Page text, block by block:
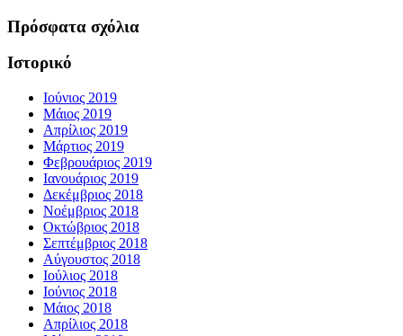
Πρόσφατα σχόλια
Ιστορικό
Ιούνιος 2019
Μάιος 2019
Απρίλιος 2019
Μάρτιος 2019
Φεβρουάριος 2019
Ιανουάριος 2019
Δεκέμβριος 2018
Νοέμβριος 2018
Οκτώβριος 2018
Σεπτέμβριος 2018
Αύγουστος 2018
Ιούλιος 2018
Ιούνιος 2018
Μάιος 2018
Απρίλιος 2018